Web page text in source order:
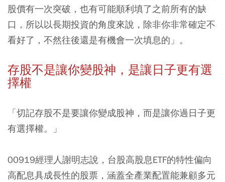
股價有一次突破，也有可能順利填了之前所有的缺
口，所以以長期投資的角度來說，除非你非常確定不
看好了，不然往後還是有機會一次填息的」。
存股不是讓你變股神，是讓日子更有選
擇權
「切記存股不是要讓你變成股神，而是讓你過日子更
有選擇權。」
00919經理人謝明志說，台股高股息ETF的特性偏向
高配息具成長性的股票，涵蓋全產業配置能兼顧多元